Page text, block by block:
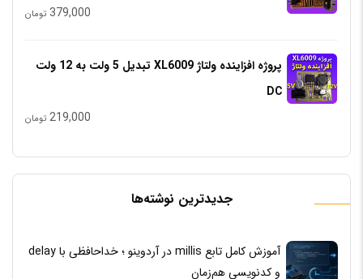
379,000 تومان
پروژه افزاینده ولتاژ XL6009 تبدیل 5 ولت به 12 ولت
DC
219,000 تومان
جدیدترین نوشته‌ها
آموزش کامل تابع millis در آردوینو ؛ خداحافظی با delay
و کدنویسی هم‌زمان